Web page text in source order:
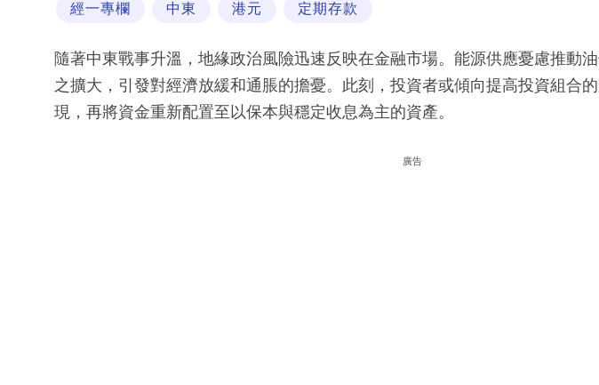
經一專欄 中東 港元 定期存款
隨著中東戰事升溫，地緣政治風險迅速反映在金融市場。能源供應憂慮推動
之擴大，引發對經濟放緩和通脹的擔憂。此刻，投資者或傾向提高投資組合
現，再將資金重新配置至以保本與穩定收息為主的資產。
廣告